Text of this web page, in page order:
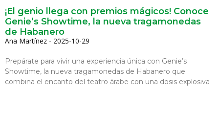
¡El genio llega con premios mágicos! Conoce
Genie’s Showtime, la nueva tragamonedas
de Habanero
Ana Martínez 2025-10-29
Prepárate para vivir una experiencia única con Genie’s
Showtime, la nueva tragamonedas de Habanero que
combina el encanto del teatro árabe con una dosis explosiva